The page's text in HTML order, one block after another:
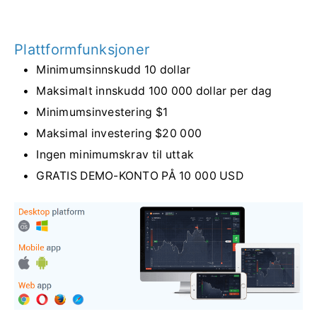
Plattformfunksjoner
Minimumsinnskudd 10 dollar
Maksimalt innskudd 100 000 dollar per dag
Minimumsinvestering $1
Maksimal investering $20 000
Ingen minimumskrav til uttak
GRATIS DEMO-KONTO PÅ 10 000 USD